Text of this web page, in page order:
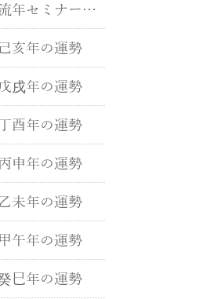
年セミナーが
ました。
亥年の運勢
戌年の運勢
酉年の運勢
申年の運勢
未年の運勢
午年の運勢
巳年の運勢